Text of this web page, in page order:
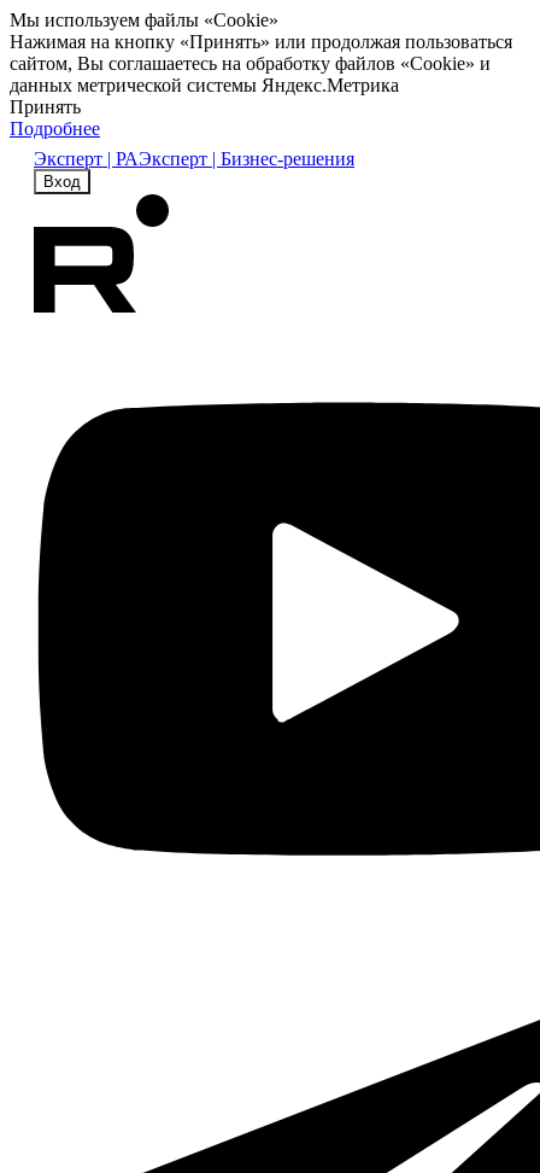
Мы используем файлы «Cookie»
Нажимая на кнопку «Принять» или продолжая пользоваться
сайтом, Вы соглашаетесь на обработку файлов «Cookie» и
данных метрической системы Яндекс.Метрика
Принять
Подробнее
Эксперт | РАЭксперт | Бизнес-решения
Вход